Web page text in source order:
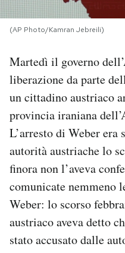
NEWSLETTER
I MIEI PREFERITI
CALENDARIO
AREA PERSONALE
Area Personale
Newsletter
Notifiche mobile
(AP Photo/Kamran Jebreili)
Martedì il governo
liberazione da parte
un cittadino austriaco
provincia iraniana dell’
L’arresto di Weber
autorità austriache lo
finora non l’aveva
comunicate nemmeno
Weber: lo scorso
austriaco aveva detto
stato accusato dalle